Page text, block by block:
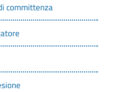
committenza